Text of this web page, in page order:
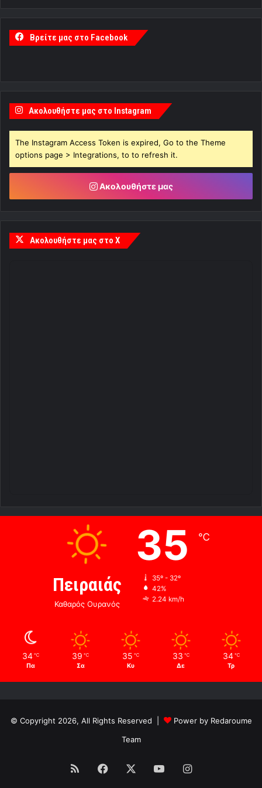
Βρείτε μας στο Facebook
Ακολουθήστε μας στο Instagram
The Instagram Access Token is expired, Go to the Theme
options page > Integrations, to to refresh it.
Ακολουθήστε μας
Ακολουθήστε μας στο X
Πειραιάς
Καθαρός Ουρανός
35 ℃
35º - 32º
42%
2.24 km/h
34 ℃
Πα
39 ℃
Σα
35 ℃
Κυ
33 ℃
Δε
34 ℃
Τρ
© Copyright 2026, All Rights Reserved |
Power by Redaroume
Team
RSS Facebook YouTubeInstagram